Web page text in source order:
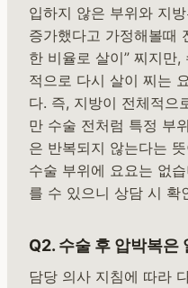
입하지 않은 부위와 지
증가했다고 가정해볼때
한 비율로 살이” 찌지만
적으로 다시 살이 찌는
다. 즉, 지방이 전체적으
만 수술 전처럼 특정 부
은 반복되지 않는다는
수술 부위에 요요는 없
를 수 있으니 상담 시 확
Q2. 수술 후 압박복은
담당 의사 지침에 따라